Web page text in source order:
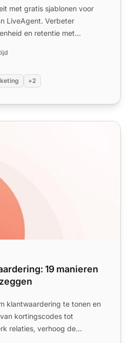
met gratis sjablonen voor
LiveAgent. Verbeter
en retentie met
+2
19 manieren om dankjewel te
19 manieren
klantwaardering te tonen en
kortingscodes tot
relaties, verhoog de